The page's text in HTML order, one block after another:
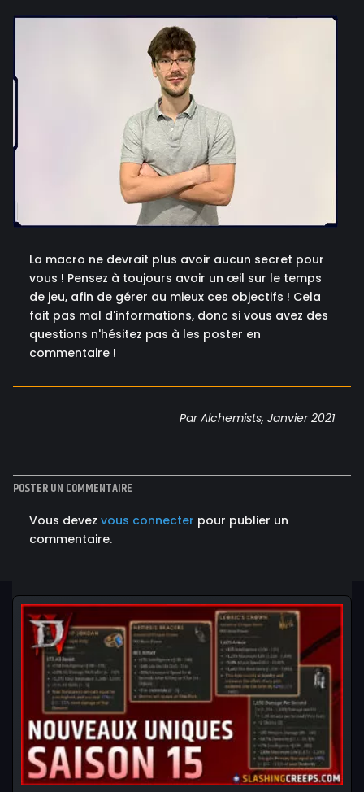
La macro ne devrait plus avoir aucun secret pour
vous ! Pensez à toujours avoir un œil sur le temps
de jeu, afin de gérer au mieux ces objectifs ! Cela
fait pas mal d'informations, donc si vous avez des
questions n'hésitez pas à les poster en
commentaire !
Par Alchemists, Janvier 2021
POSTER UN COMMENTAIRE
Vous devez vous connecter pour publier un
commentaire.